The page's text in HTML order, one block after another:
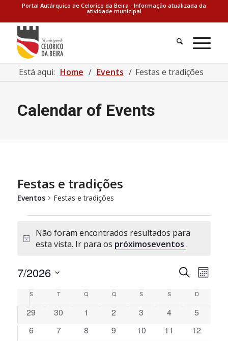
Portal Autárquico de Celorico da Beira - Informação atualizada da
atividade municipal
Está aqui: Home / Events / Festas e tradições
Calendar of Events
Festas e tradições
Eventos Festas e tradições
Aviso
Não foram encontrados resultados para
esta vista. Ir para os próximoseventos .
de
pesquisa
Eventos
Pesquisar
de
Mês
7/2026
Selecione
data.
Calendário
Eventos
SSegunda-feira
TTerça-feira
Q Quarta-feira
Q Quinta-feira
S Sexta-feira
SSábado DDomingo
0
29
0
30
0
1
0
2
0
3
0
4
0
5
0
6
0
7
0
8
0
9
0
10
0
11
0
12